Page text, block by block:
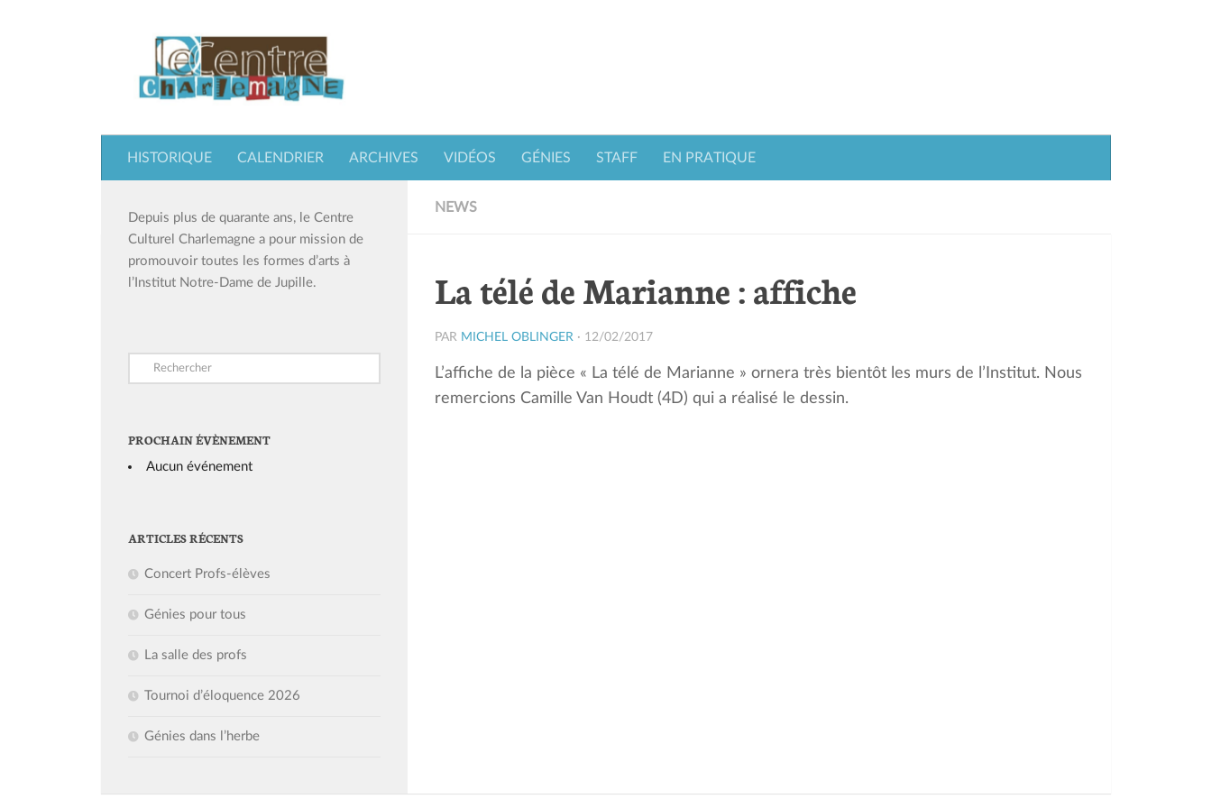
HISTORIQUE CALENDRIER ARCHIVES VIDÉOS GÉNIES STAFF EN PRATIQUE
NEWS
La télé de Marianne : affiche
PAR MICHEL OBLINGER · 12/02/2017
L’affiche de la pièce « La télé de Marianne » ornera très bientôt les murs de l’Institut. Nous
remercions Camille Van Houdt (4D) qui a réalisé le dessin.
Depuis plus de quarante ans, le Centre
Culturel Charlemagne a pour mission de
promouvoir toutes les formes d’arts à
l’Institut Notre-Dame de Jupille.
PROCHAIN ÉVÈNEMENT
Aucun événement
ARTICLES RÉCENTS
Concert Profs-élèves
Génies pour tous
La salle des profs
Tournoi d’éloquence 2026
Génies dans l’herbe